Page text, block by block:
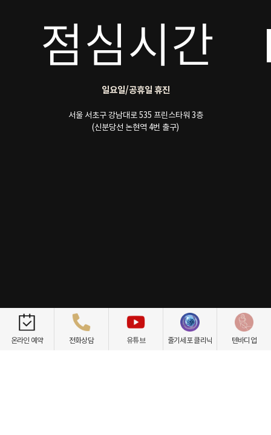
점심시간
일요일/공휴일 휴진
서울 서초구 강남대로 535 프린스타워 3층
(신분당선 논현역 4번 출구)
개인정보취급방침 이용약관 환자권리장전 비급여항목
온라인 예약 전화상담 유튜브 줄기세포 클리닉 텐바디업